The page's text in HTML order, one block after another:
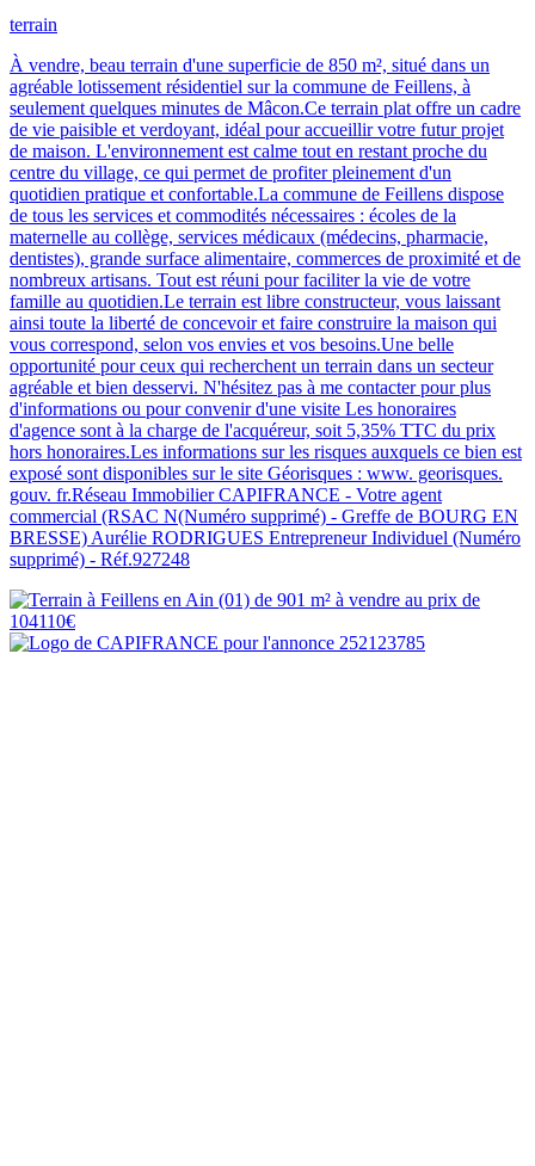
terrain
À vendre, beau terrain d'une superficie de 850 m², situé dans un
agréable lotissement résidentiel sur la commune de Feillens, à
seulement quelques minutes de Mâcon.Ce terrain plat offre un cadre
de vie paisible et verdoyant, idéal pour accueillir votre futur projet
de maison. L'environnement est calme tout en restant proche du
centre du village, ce qui permet de profiter pleinement d'un
quotidien pratique et confortable.La commune de Feillens dispose
de tous les services et commodités nécessaires : écoles de la
maternelle au collège, services médicaux (médecins, pharmacie,
dentistes), grande surface alimentaire, commerces de proximité et de
nombreux artisans. Tout est réuni pour faciliter la vie de votre
famille au quotidien.Le terrain est libre constructeur, vous laissant
ainsi toute la liberté de concevoir et faire construire la maison qui
vous correspond, selon vos envies et vos besoins.Une belle
opportunité pour ceux qui recherchent un terrain dans un secteur
agréable et bien desservi. N'hésitez pas à me contacter pour plus
d'informations ou pour convenir d'une visite Les honoraires
d'agence sont à la charge de l'acquéreur, soit 5,35% TTC du prix
hors honoraires.Les informations sur les risques auxquels ce bien est
exposé sont disponibles sur le site Géorisques : www. georisques.
gouv. fr.Réseau Immobilier CAPIFRANCE - Votre agent
commercial (RSAC N(Numéro supprimé) - Greffe de BOURG EN
BRESSE) Aurélie RODRIGUES Entrepreneur Individuel (Numéro
supprimé) - Réf.927248